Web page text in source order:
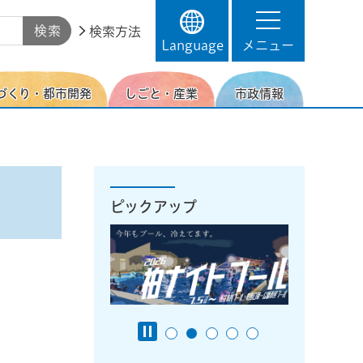
検索方法
Language
メニュー
くり・都市開発 しごと・産業 市政情報
ピックアップ